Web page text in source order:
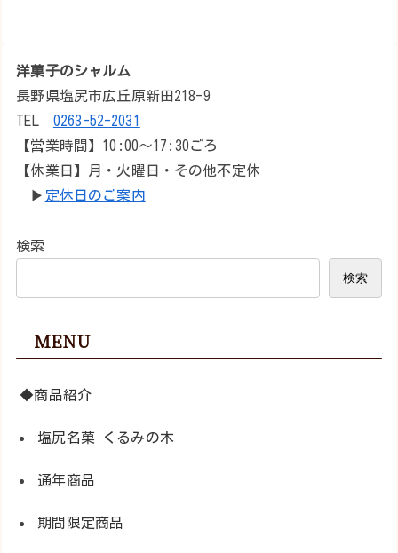
洋菓子のシャルム
長野県塩尻市広丘原新田218-9
TEL 0263-52-2031
【営業時間】10:00～17:30ごろ
【休業日】月・火曜日・その他不定休
▶︎ 定休日のご案内
検索
検索
MENU
◆商品紹介
塩尻名菓 くるみの木
通年商品
期間限定商品